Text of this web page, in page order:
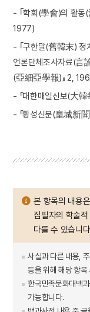
- ｢학회(學會)의 활동(
1977)
- ｢구한말(舊韓末) 정
언론단체조사자료(言
(亞細亞學報)』 2,
- 『대한매일신보(大韓
- 『황성신문(皇城新聞)
본 항목의 내용
집필자의 학술
다를 수 있습니
사실과 다른 내용,
등을 위해 해당 항
한국민족문화대백
가능합니다.